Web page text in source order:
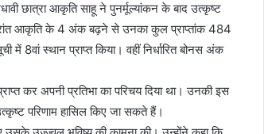
छात्रा आकृति साहू ने पुनर्मूल्यांकन के बाद उत्कृष्ट
आकृति के 4 अंक बढ़ने से उनका कुल प्राप्तांक 484
में 8वां स्थान प्राप्त किया। वहीं निर्धारित बोनस अंक
कर अपनी प्रतिभा का परिचय दिया था। उनकी इस
परिणाम हासिल किए जा सकते हैं।